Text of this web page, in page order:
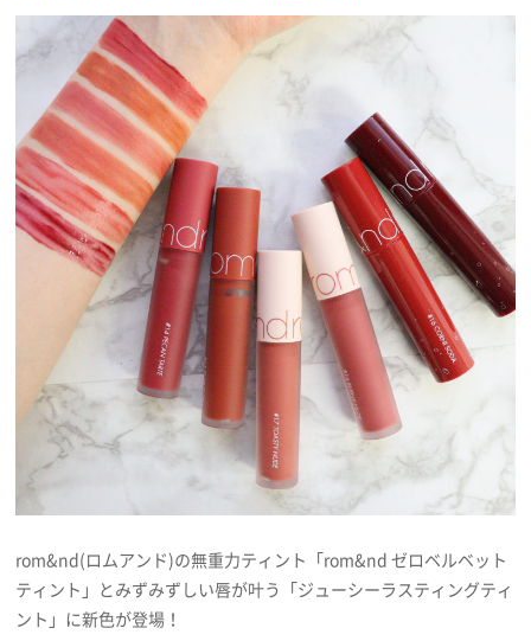
エンタメ
ライフスタイル
プレゼント
インタビュー
フィルム
Emoメン
ランキング
Emo!miuとは？
免責事項
rom&nd(ロムアンド)の無重力ティント「rom&nd ゼロベルベット
ティント」とみずみずしい唇が叶う「ジューシーラスティングティ
ント」に新色が登場！